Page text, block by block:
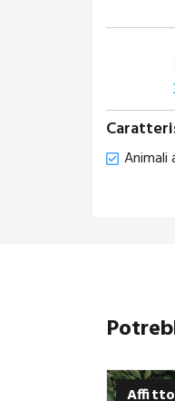
Animali
Affitto